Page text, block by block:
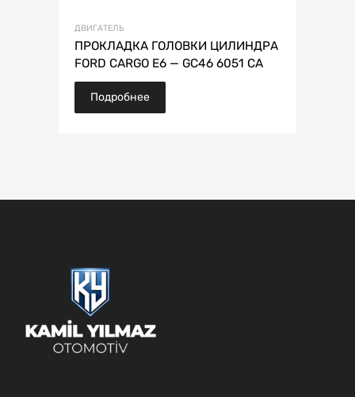
ДВИГАТЕЛЬ
ПРОКЛАДКА ГОЛОВКИ ЦИЛИНДРА
FORD CARGO E6 — GC46 6051 CA
Подробнее